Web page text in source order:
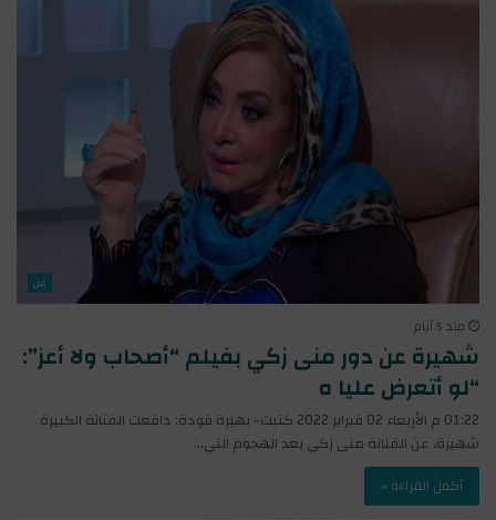
فن
منذ 5 أيام
شهيرة عن دور منى زكي بفيلم “أصحاب ولا أعز”:
“لو أتعرض عليا ه
01:22 م الأربعاء 02 فبراير 2022 كتبت- بهيرة فودة: دافعت الفنانة الكبيرة
شهيرة، عن الفنانة منى زكي بعد الهجوم التي…
أكمل القراءة »